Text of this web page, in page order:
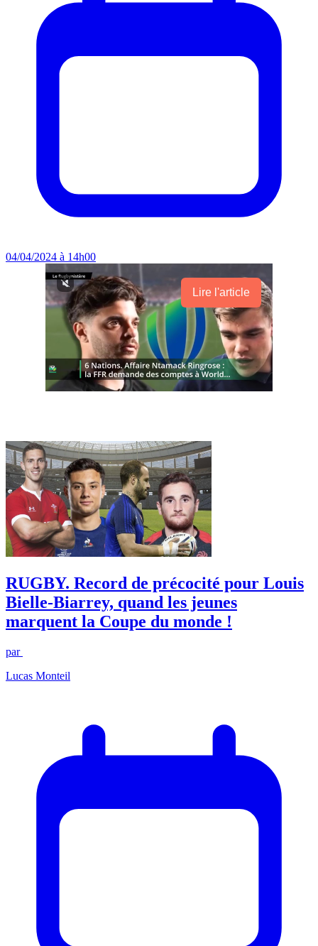
04/04/2024 à 14h00
Lire l'article
RUGBY. Record de précocité pour Louis
Bielle-Biarrey, quand les jeunes
marquent la Coupe du monde !
par
Lucas Monteil